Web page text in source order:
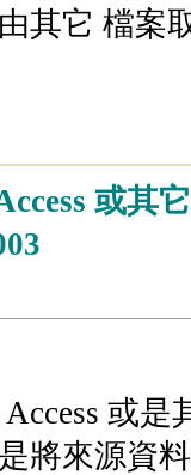
由其它 檔案
或其
或
將來源資